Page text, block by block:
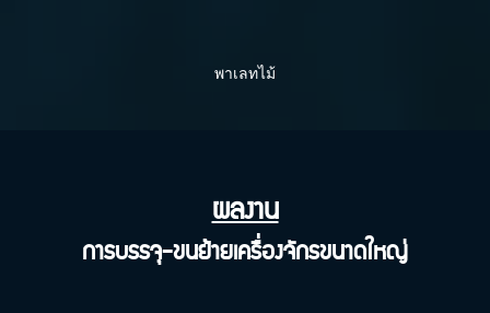
พาเลทไม้
ผลงาน
การบรรจุ-ขนย้ายเครื่องจักรขนาดใหญ่